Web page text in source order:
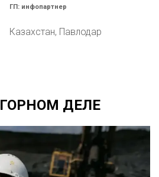
ГП: инфопартнер
Казахстан, Павлодар
ГОРНОМ ДЕЛЕ